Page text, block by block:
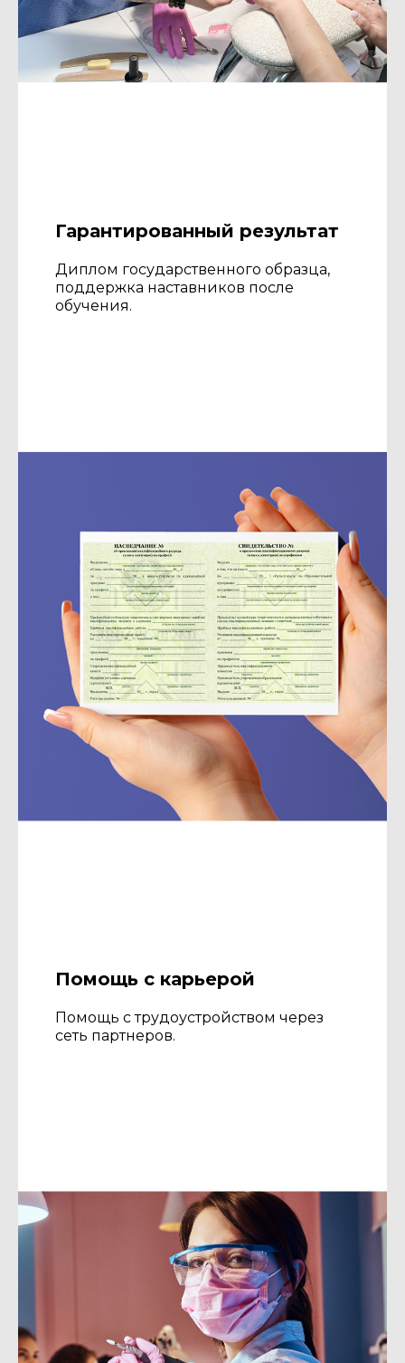
Гарантированный результат
Диплом государственного образца,
поддержка наставников после
обучения.
Помощь с карьерой
Помощь с трудоустройством через
сеть партнеров.